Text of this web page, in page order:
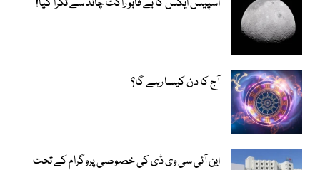
اسپیس ایکس کا بے قابو راکٹ چاند سے ٹکرا گیا!
آج کا دن کیسا رہے گا؟
این آئی سی وی ڈی کی خصوصی پروگرام کے تحت